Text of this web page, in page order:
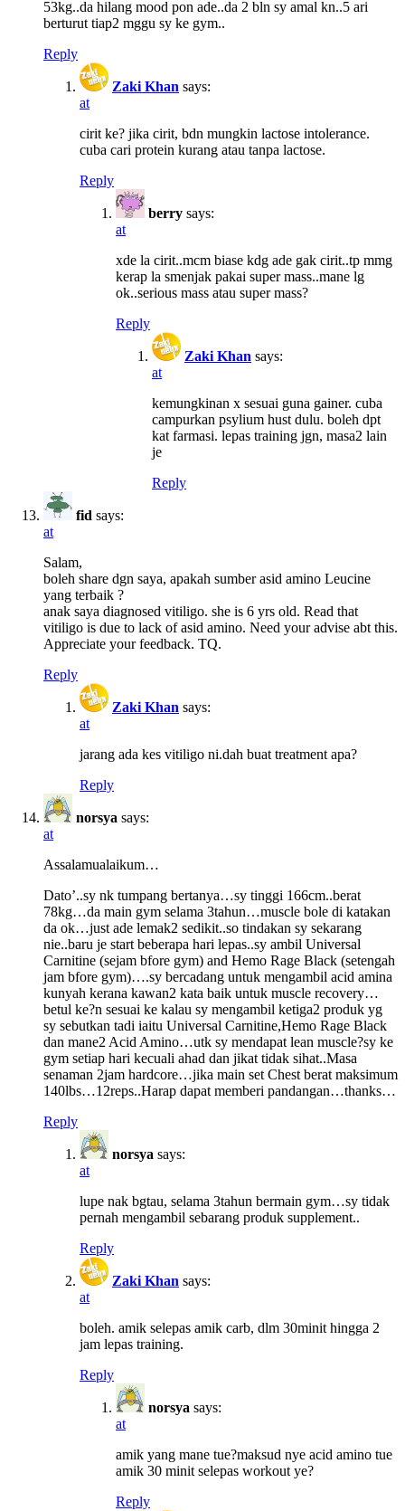
53kg..da hilang mood pon ade..da 2 bln sy amal kn..5 ari
berturut tiap2 mggu sy ke gym..
Reply
Zaki Khan says:
at
cirit ke? jika cirit, bdn mungkin lactose intolerance.
cuba cari protein kurang atau tanpa lactose.
Reply
berry says:
at
xde la cirit..mcm biase kdg ade gak cirit..tp mmg
kerap la smenjak pakai super mass..mane lg
ok..serious mass atau super mass?
Reply
Zaki Khan says:
at
kemungkinan x sesuai guna gainer. cuba
campurkan psylium hust dulu. boleh dpt
kat farmasi. lepas training jgn, masa2 lain
je
Reply
fid says:
at
Salam,
boleh share dgn saya, apakah sumber asid amino Leucine
yang terbaik ?
anak saya diagnosed vitiligo. she is 6 yrs old. Read that
vitiligo is due to lack of asid amino. Need your advise abt this.
Appreciate your feedback. TQ.
Reply
Zaki Khan says:
at
jarang ada kes vitiligo ni.dah buat treatment apa?
Reply
norsya says:
at
Assalamualaikum…
Dato’..sy nk tumpang bertanya…sy tinggi 166cm..berat
78kg…da main gym selama 3tahun…muscle bole di katakan
da ok…just ade lemak2 sedikit..so tindakan sy sekarang
nie..baru je start beberapa hari lepas..sy ambil Universal
Carnitine (sejam bfore gym) and Hemo Rage Black (setengah
jam bfore gym)….sy bercadang untuk mengambil acid amina
kunyah kerana kawan2 kata baik untuk muscle recovery…
betul ke?n sesuai ke kalau sy mengambil ketiga2 produk yg
sy sebutkan tadi iaitu Universal Carnitine,Hemo Rage Black
dan mane2 Acid Amino…utk sy mendapat lean muscle?sy ke
gym setiap hari kecuali ahad dan jikat tidak sihat..Masa
senaman 2jam hardcore…jika main set Chest berat maksimum
140lbs…12reps..Harap dapat memberi pandangan…thanks…
Reply
norsya says:
at
lupe nak bgtau, selama 3tahun bermain gym…sy tidak
pernah mengambil sebarang produk supplement..
Reply
Zaki Khan says:
at
boleh. amik selepas amik carb, dlm 30minit hingga 2
jam lepas training.
Reply
norsya says:
at
amik yang mane tue?maksud nye acid amino tue
amik 30 minit selepas workout ye?
Reply